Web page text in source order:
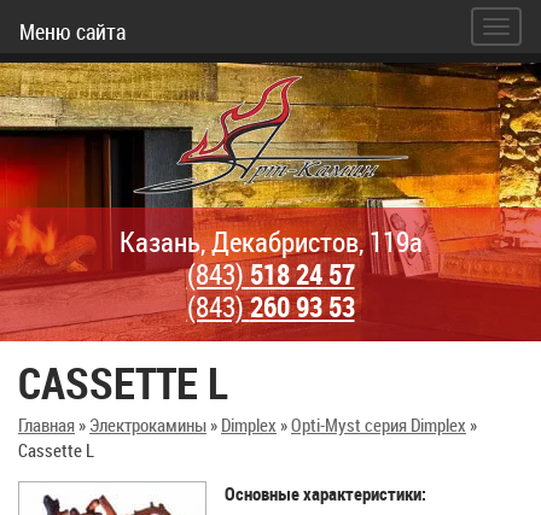
Меню сайта
Казань, Декабристов, 119а
(843)518 24 57
(843)260 93 53
CASSETTE L
Главная» Электрокамины» Dimplex »Opti-Myst серия Dimplex »
Cassette L
Основные характеристики: